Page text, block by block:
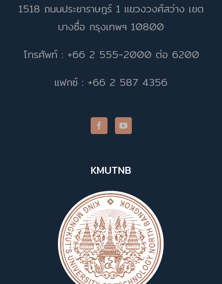
1518 ถนนประชาราษฎร์ 1 แขวงวงศ์สว่าง เขต
บางซื่อ กรุงเทพฯ 10800
โทรศัพท์ : +66 2 555-2000 ต่อ 6200
แฟกซ์ : +66 2 587 4356
KMUTNB